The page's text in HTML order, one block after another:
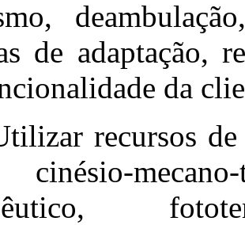
de adaptação,
da
recursos de